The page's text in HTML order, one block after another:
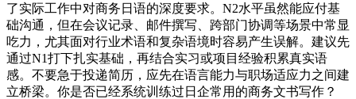
了实际工作中对商务日语的深度要求。N2水平虽然能应付基
础沟通，但在会议记录、邮件撰写、跨部门协调等场景中常显
吃力，尤其面对行业术语和复杂语境时容易产生误解。建议先
通过N1打下扎实基础，再结合实习或项目经验积累真实语
感。不要急于投递简历，应先在语言能力与职场适应力之间建
立桥梁。你是否已经系统训练过日企常用的商务文书写作？